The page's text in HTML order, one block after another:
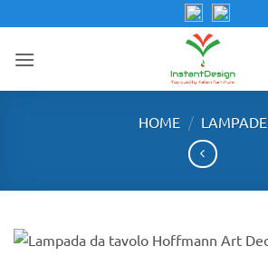
ai
contenuti
HOME / LAMPADE